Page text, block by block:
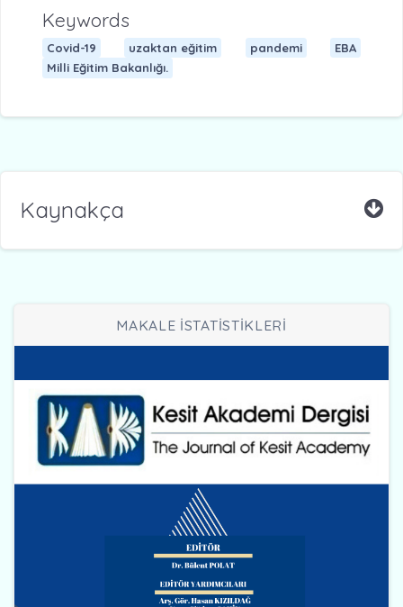
Keywords
Covid-19 uzaktan eğitim pandemi
EBA
Milli Eğitim Bakanlığı.
Kaynakça
MAKALE İSTATİSTİKLERİ